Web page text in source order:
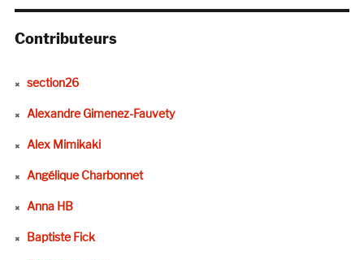
Contributeurs
section26
Alexandre Gimenez-Fauvety
Alex Mimikaki
Angélique Charbonnet
Anna HB
Baptiste Fick